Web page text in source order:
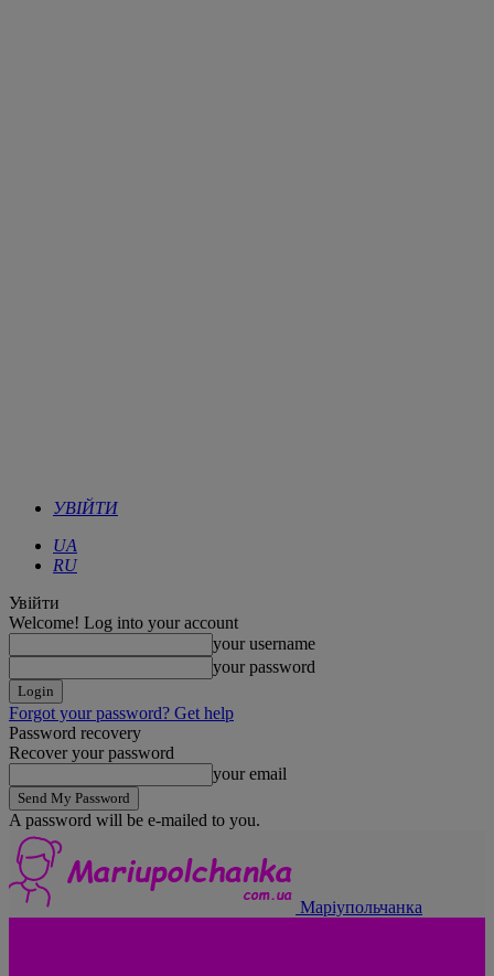
УВІЙТИ
UA
RU
Увійти
Welcome! Log into your account
your username
your password
Forgot your password? Get help
Password recovery
Recover your password
your email
A password will be e-mailed to you.
Маріупольчанка